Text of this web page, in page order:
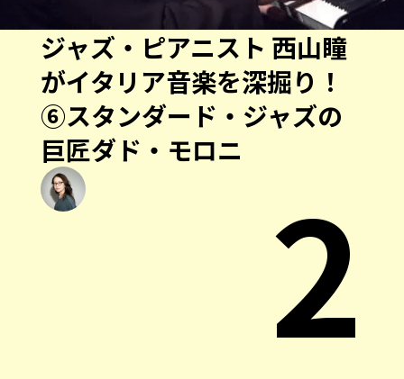
ジャズ・ピアニスト 西山瞳
がイタリア音楽を深掘り！
⑥スタンダード・ジャズの
巨匠ダド・モロニ
2